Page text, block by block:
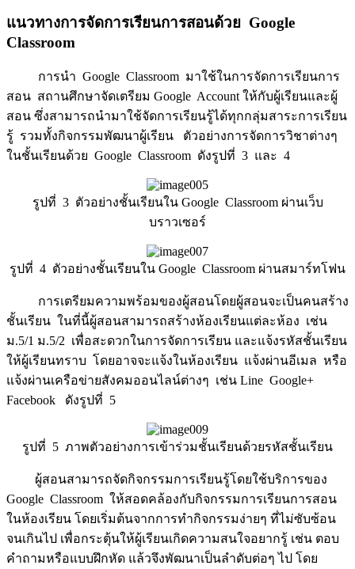
แนวทางการจัดการเรียนการสอนด้วย Google
Classroom
การนำ Google Classroom มาใช้ในการจัดการเรียนการ
สอน สถานศึกษาจัดเตรียม Google Account ให้กับผู้เรียนและผู้
สอน ซึ่งสามารถนำมาใช้จัดการเรียนรู้ได้ทุกกลุ่มสาระการเรียน
รู้ รวมทั้งกิจกรรมพัฒนาผู้เรียน ตัวอย่างการจัดการวิชาต่างๆ
ในชั้นเรียนด้วย Google Classroom ดังรูปที่ 3 และ 4
รูปที่ 3 ตัวอย่างชั้นเรียนใน Google Classroom ผ่านเว็บ
บราวเซอร์
รูปที่ 4 ตัวอย่างชั้นเรียนใน Google Classroom ผ่านสมาร์ทโฟน
การเตรียมความพร้อมของผู้สอนโดยผู้สอนจะเป็นคนสร้าง
ชั้นเรียน ในที่นี้ผู้สอนสามารถสร้างห้องเรียนแต่ละห้อง เช่น
ม.5/1 ม.5/2 เพื่อสะดวกในการจัดการเรียน และแจ้งรหัสชั้นเรียน
ให้ผู้เรียนทราบ โดยอาจจะแจ้งในห้องเรียน แจ้งผ่านอีเมล หรือ
แจ้งผ่านเครือข่ายสังคมออนไลน์ต่างๆ เช่น Line Google+
Facebook ดังรูปที่ 5
รูปที่ 5 ภาพตัวอย่างการเข้าร่วมชั้นเรียนด้วยรหัสชั้นเรียน
ผู้สอนสามารถจัดกิจกรรมการเรียนรู้โดยใช้บริการของ
Google Classroom ให้สอดคล้องกับกิจกรรมการเรียนการสอน
ในห้องเรียน โดยเริ่มต้นจากการทำกิจกรรมง่ายๆ ที่ไม่ซับซ้อน
จนเกินไป เพื่อกระตุ้นให้ผู้เรียนเกิดความสนใจอยากรู้ เช่น ตอบ
คำถามหรือแบบฝึกหัด แล้วจึงพัฒนาเป็นลำดับต่อๆ ไป โดย